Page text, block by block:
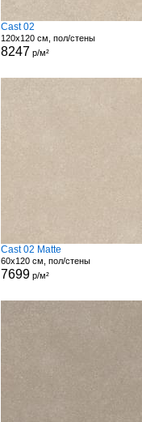
Cast 02
120x120 см, пол/стены
8247 р/м²
Cast 02 Matte
60x120 см, пол/стены
7699р/м²